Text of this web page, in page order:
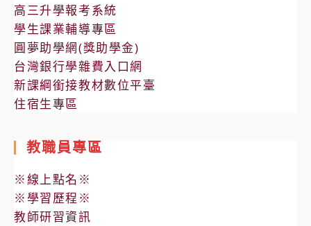
高三升學報考系統
學生課業輔導專區
圓夢助學網(獎助學金)
台灣銀行學雜費入口網
新課綱銜接教材數位平臺
住宿生專區
教職員專區
※線上點名※
※學習歷程※
教師研習資訊